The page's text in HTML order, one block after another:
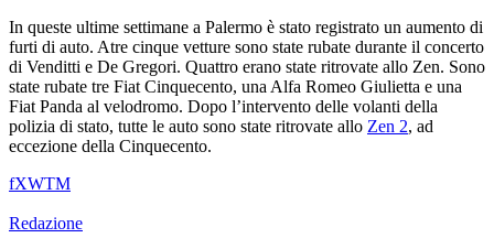
In queste ultime settimane a Palermo è stato registrato un aumento di
furti di auto. Atre cinque vetture sono state rubate durante il concerto
di Venditti e De Gregori. Quattro erano state ritrovate allo Zen. Sono
state rubate tre Fiat Cinquecento, una Alfa Romeo Giulietta e una
Fiat Panda al velodromo. Dopo l’intervento delle volanti della
polizia di stato, tutte le auto sono state ritrovate allo Zen 2, ad
eccezione della Cinquecento.
fXWTM
Redazione